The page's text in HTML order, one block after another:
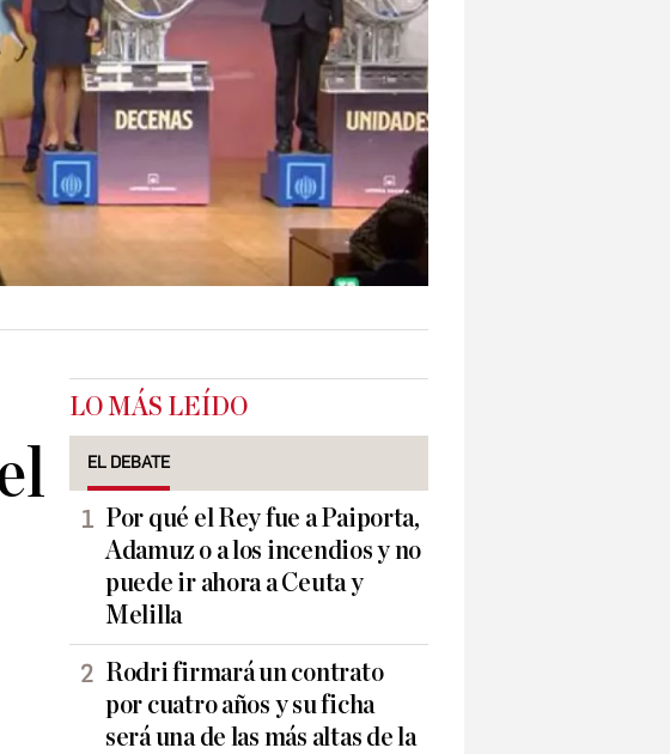
LO MÁS LEÍDO
EL DEBATE
Por qué el Rey fue a Paiporta,
Adamuz o a los incendios y no
puede ir ahora a Ceuta y
Melilla
Rodri firmará un contrato
por cuatro años y su ficha
será una de las más altas de la